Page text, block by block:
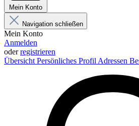
Mein Konto
Navigation schließen
Mein Konto
Anmelden
oderregistrieren
Übersicht Persönliches Profil Adressen